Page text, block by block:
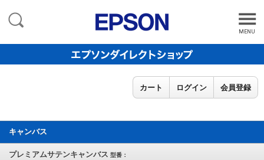
MENU
カート ログイン 会員登録
キャンバス
プレミアムサテンキャンバス 型番：